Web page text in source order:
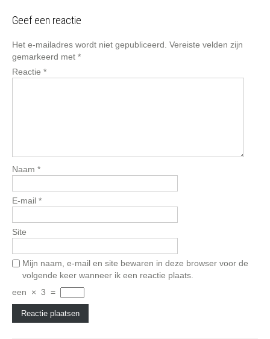
Geef een reactie
Het e-mailadres wordt niet gepubliceerd. Vereiste velden zijn
gemarkeerd met *
Reactie *
Naam *
E-mail *
Site
Mijn naam, e-mail en site bewaren in deze browser voor de
volgende keer wanneer ik een reactie plaats.
een
× 3 =